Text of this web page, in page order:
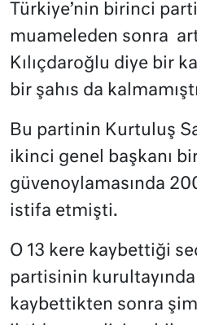
Türkiye’nin birinci
muameleden sonra
Kılıçdaroğlu diye bir
bir şahıs da
Bu partinin Kurtuluş
ikinci genel başkanı
güvenoylamasında
istifa etmişti.
O 13 kere kaybettiği
partisinin kurultayında
kaybettikten sonra